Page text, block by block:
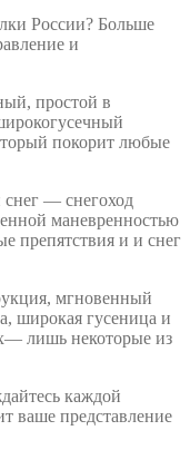
России? Больше
и
простой в
покорит любые
снег — снегоход
маневренностью
препятствия и и снег
мгновенный
широкая гусеница и
лишь некоторые из
каждой
ваше представление